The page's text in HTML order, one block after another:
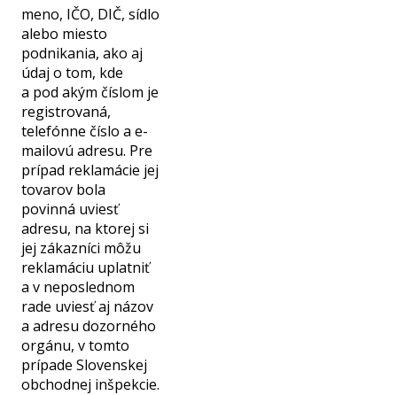
meno, IČO, DIČ, sídlo
alebo miesto
podnikania, ako aj
údaj o tom, kde
a pod akým číslom je
registrovaná,
telefónne číslo a e-
mailovú adresu. Pre
prípad reklamácie jej
tovarov bola
povinná uviesť
adresu, na ktorej si
jej zákazníci môžu
reklamáciu uplatniť
a v neposlednom
rade uviesť aj názov
a adresu dozorného
orgánu, v tomto
prípade Slovenskej
obchodnej inšpekcie.